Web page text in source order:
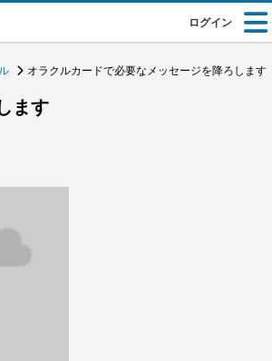
ログイン
オラクルカードで必要なメッセージを降ろします
ます